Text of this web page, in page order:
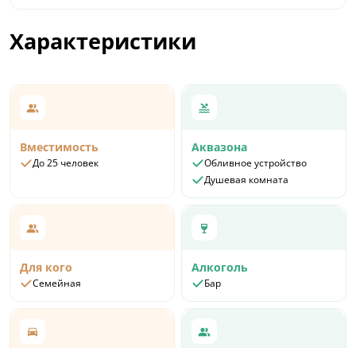
Характеристики
Вместимость
До 25 человек
Аквазона
Обливное устройство
Душевая комната
Для кого
Семейная
Алкоголь
Бар